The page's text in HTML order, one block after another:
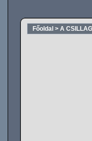
Főoldal > A